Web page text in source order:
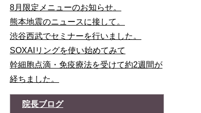
8月限定メニューのお知らせ。
熊本地震のニュースに接して。
渋谷西武でセミナーを行いました。
SOXAIリングを使い始めてみて
幹細胞点滴・免疫療法を受けて約2週間が
経ちました。
院長ブログ